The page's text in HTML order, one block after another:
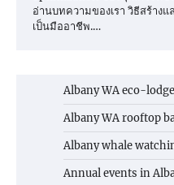
อ่านบทความของเรา วิธีสร้าง
เป็นมืออาชีพ.…
Albany WA eco-
Albany WA rooftop
Albany whale
Annual events in